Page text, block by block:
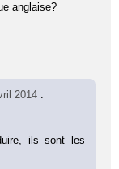
anglaise?
2014 :
ils sont les